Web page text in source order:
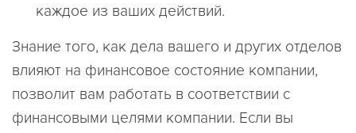
каждое из ваших действий.
Знание того, как дела вашего и других отделов
влияют на финансовое состояние компании,
позволит вам работать в соответствии с
финансовыми целями компании. Если вы